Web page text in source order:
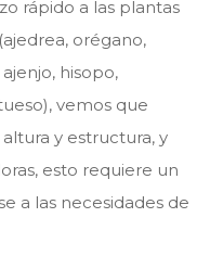
rápido a las plantas
orégano,
hisopo,
vemos que
y estructura, y
esto requiere un
a las necesidades de